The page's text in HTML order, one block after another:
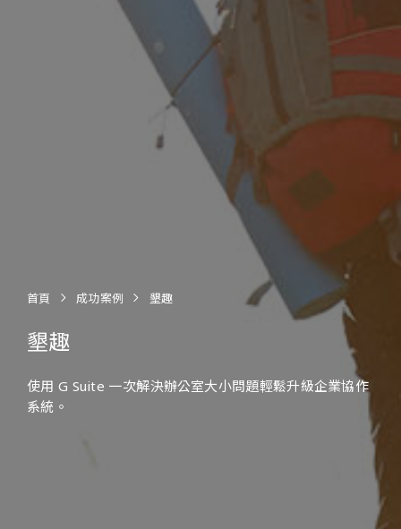
首頁 成功案例 墾趣
墾趣
使用 G Suite 一次解決辦公室大小問題輕鬆升級企業協作
系統。